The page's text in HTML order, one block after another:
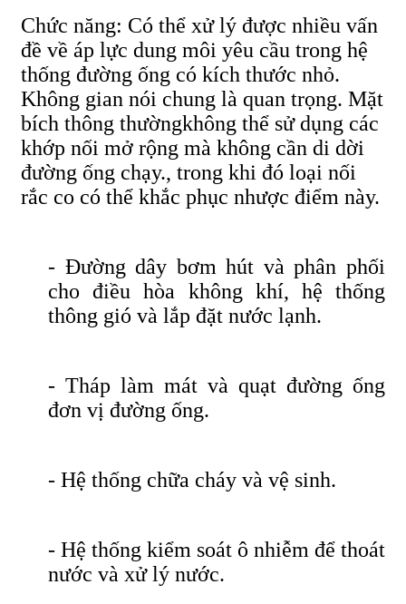
Chức năng: Có thể xử lý được nhiều vấn
đề về áp lực dung môi yêu cầu trong hệ
thống đường ống có kích thước nhỏ.
Không gian nói chung là quan trọng. Mặt
bích thông thườngkhông thể sử dụng các
khớp nối mở rộng mà không cần di dời
đường ống chạy., trong khi đó loại nối
rắc co có thể khắc phục nhược điểm này.
- Đường dây bơm hút và phân phối
cho điều hòa không khí, hệ thống
thông gió và lắp đặt nước lạnh.
- Tháp làm mát và quạt đường ống
đơn vị đường ống.
- Hệ thống chữa cháy và vệ sinh.
- Hệ thống kiểm soát ô nhiễm để thoát
nước và xử lý nước.